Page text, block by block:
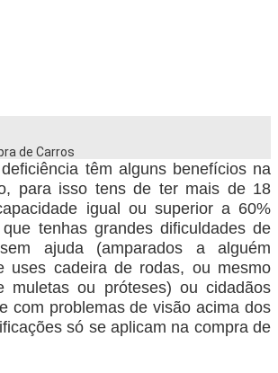
de Carros
têm alguns benefícios na
para isso tens de ter mais de 18
igual ou superior a 60%
tenhas grandes dificuldades de
ajuda (amparados a alguém
uses cadeira de rodas, ou mesmo
muletas ou próteses) ou cidadãos
com problemas de visão acima dos
só se aplicam na compra de